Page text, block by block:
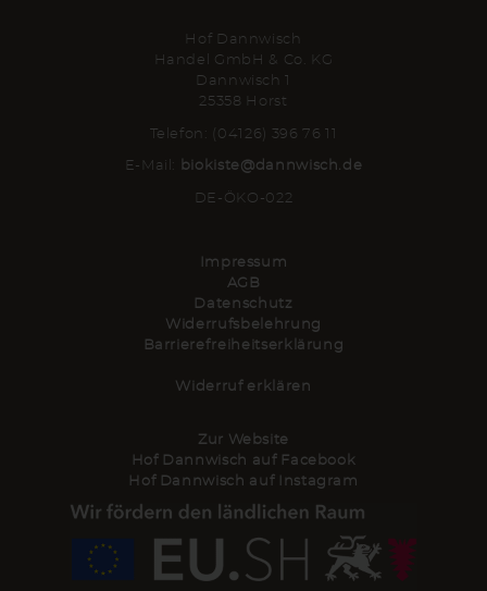
Hof Dannwisch
Handel GmbH & Co. KG
Dannwisch 1
25358 Horst
Telefon: (04126) 396 76 11
E-Mail: biokiste@dannwisch.de
DE-ÖKO-022
Impressum
AGB
Datenschutz
Widerrufsbelehrung
Barrierefreiheitserklärung
Widerruf erklären
Zur Website
Hof Dannwisch auf Facebook
Hof Dannwisch auf Instagram